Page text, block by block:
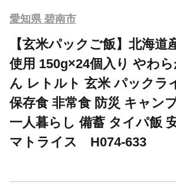
愛知県 碧南市
【玄米パックご飯】北海道
使用 150g×24個入り やわ
ん レトルト 玄米 パックラ
保存食 非常食 防災 キャン
一人暮らし 備蓄 タイパ飯
マトライス H074-633